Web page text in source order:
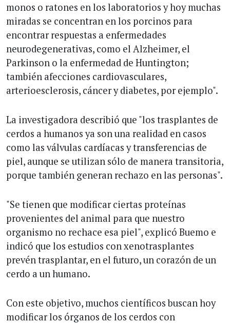
monos o ratones en los laboratorios y hoy muchas
miradas se concentran en los porcinos para
encontrar respuestas a enfermedades
neurodegenerativas, como el Alzheimer, el
Parkinson o la enfermedad de Huntington;
también afecciones cardiovasculares,
arterioesclerosis, cáncer y diabetes, por ejemplo".
La investigadora describió que "los trasplantes de
cerdos a humanos ya son una realidad en casos
como las válvulas cardíacas y transferencias de
piel, aunque se utilizan sólo de manera transitoria,
porque también generan rechazo en las personas".
"Se tienen que modificar ciertas proteínas
provenientes del animal para que nuestro
organismo no rechace esa piel", explicó Buemo e
indicó que los estudios con xenotrasplantes
prevén trasplantar, en el futuro, un corazón de un
cerdo a un humano.
Con este objetivo, muchos científicos buscan hoy
modificar los órganos de los cerdos con